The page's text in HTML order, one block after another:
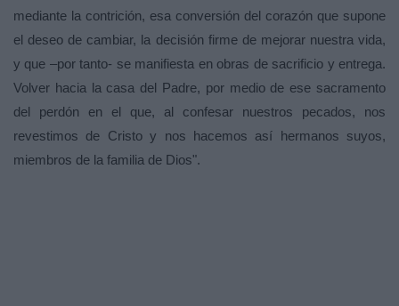
mediante la contrición, esa conversión del corazón que supone
el deseo de cambiar, la decisión firme de mejorar nuestra vida,
y que –por tanto- se manifiesta en obras de sacrificio y entrega.
Volver hacia la casa del Padre, por medio de ese sacramento
del perdón en el que, al confesar nuestros pecados, nos
revestimos de Cristo y nos hacemos así hermanos suyos,
miembros de la familia de Dios".